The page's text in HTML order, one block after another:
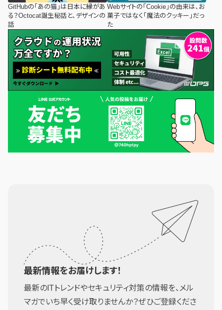
GitHubの「あの猫」は日本に縁があ
る？Octocat誕生秘話と、デザインの
話
Webサイトの「Cookie」の由来は、お
菓子ではなく「魔法のクッキー」だっ
た
最新情報をお届けします！
最新のITトレンドやセキュリティ対策の情報を、メル
マガでいち早く受け取りませんか？ぜひご登録くださ